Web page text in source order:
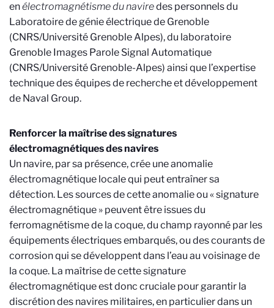
enélectromagnétisme du naviredes personnels du
Laboratoire de génie électrique de Grenoble
(CNRS/Université Grenoble Alpes), du laboratoire
Grenoble Images Parole Signal Automatique
(CNRS/Université Grenoble-Alpes) ainsi que l’expertise
technique des équipes de recherche et développement
de Naval Group.
Renforcer la maîtrise des signatures
électromagnétiques des navires
Un navire, par sa présence, crée une anomalie
électromagnétique locale qui peut entraîner sa
détection. Les sources de cette anomalie ou « signature
électromagnétique » peuvent être issues du
ferromagnétisme de la coque, du champ rayonné par les
équipements électriques embarqués, ou des courants de
corrosion qui se développent dans l’eau au voisinage de
la coque. La maîtrise de cette signature
électromagnétique est donc cruciale pour garantir la
discrétion des navires militaires, en particulier dans un